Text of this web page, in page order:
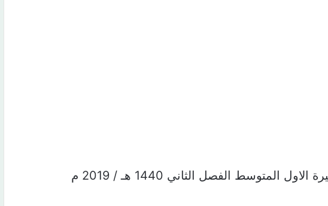
المتوسط الفصل الثاني 1440 هـ / 2019 م